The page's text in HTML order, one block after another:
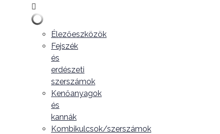
Élezőeszközök
Fejszék
és
erdészeti
szerszámok
Kenőanyagok
és
kannák
Kombikulcsok/szerszámok